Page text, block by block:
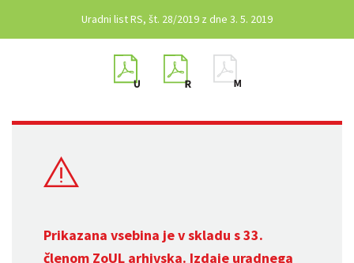
Uradni list RS, št. 28/2019 z dne 3. 5. 2019
Prikazana vsebina je v skladu s 33.
členom ZoUL arhivska. Izdaje uradnega